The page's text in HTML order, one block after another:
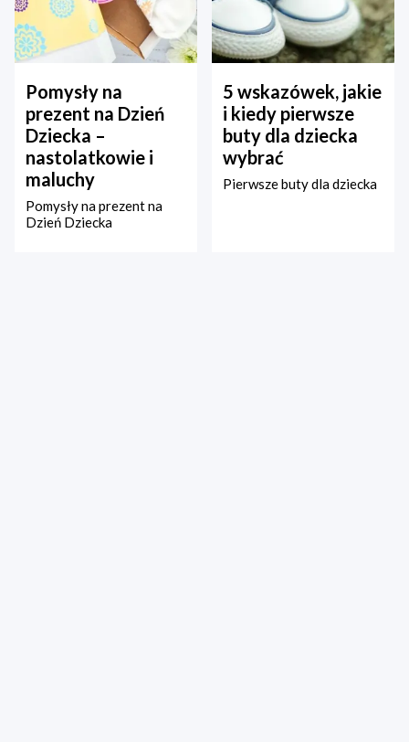
Pomysły na
prezent na Dzień
Dziecka –
nastolatkowie i
maluchy
Pomysły na prezent na
Dzień Dziecka
5 wskazówek, jakie
i kiedy pierwsze
buty dla dziecka
wybrać
Pierwsze buty dla dziecka